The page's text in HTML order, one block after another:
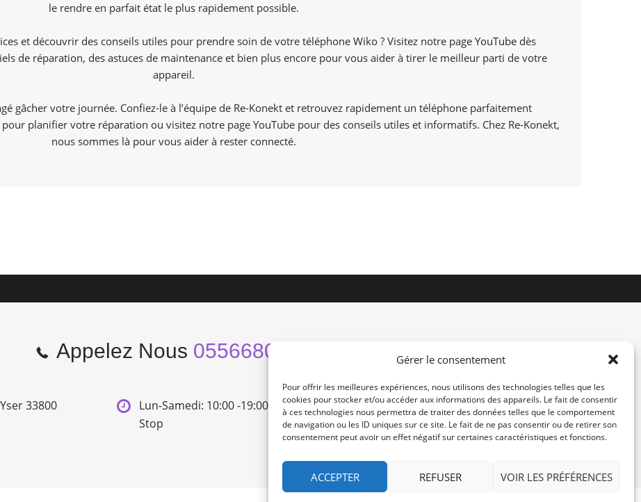
Gérer le consentement
Pour offrir les meilleures expériences, nous utilisons des technologies telles que les
cookies pour stocker et/ou accéder aux informations des appareils. Le fait de consentir
à ces technologies nous permettra de traiter des données telles que le comportement
de navigation ou les ID uniques sur ce site. Le fait de ne pas consentir ou de retirer son
consentement peut avoir un effet négatif sur certaines caractéristiques et fonctions.
ACCEPTER REFUSER VOIR LES PRÉFÉRENCES
le rendre en parfait état le plus rapidement possible.
et découvrir des conseils utiles pour prendre soin de votre téléphone Wiko ? Visitez notre page YouTube dès
de réparation, des astuces de maintenance et bien plus encore pour vous aider à tirer le meilleur parti de votre
appareil.
gâcher votre journée. Confiez-le à l’équipe de Re-Konekt et retrouvez rapidement un téléphone parfaitement
planifier votre réparation ou visitez notre page YouTube pour des conseils utiles et informatifs. Chez Re-Konekt,
nous sommes là pour vous aider à rester connecté.
Appelez Nous 0556680966
33800
Lun-Samedi: 10:00 -19:00 Non
Stop
contact@re-konekt.fr
/
/